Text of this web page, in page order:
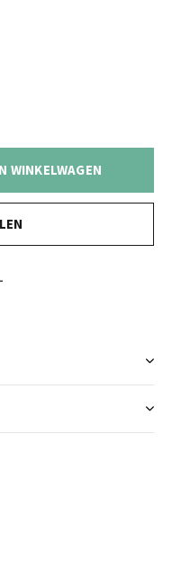
WINKELWAGEN